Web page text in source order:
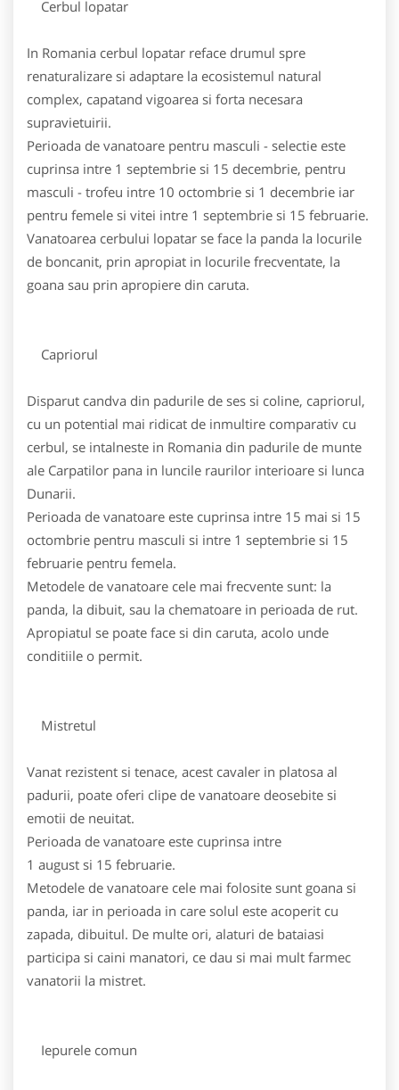
Cerbul lopatar
In Romania cerbul lopatar reface drumul spre
renaturalizare si adaptare la ecosistemul natural
complex, capatand vigoarea si forta necesara
supravietuirii.
Perioada de vanatoare pentru masculi - selectie este
cuprinsa intre 1 septembrie si 15 decembrie, pentru
masculi - trofeu intre 10 octombrie si 1 decembrie iar
pentru femele si vitei intre 1 septembrie si 15 februarie.
Vanatoarea cerbului lopatar se face la panda la locurile
de boncanit, prin apropiat in locurile frecventate, la
goana sau prin apropiere din caruta.
Capriorul
Disparut candva din padurile de ses si coline, capriorul,
cu un potential mai ridicat de inmultire comparativ cu
cerbul, se intalneste in Romania din padurile de munte
ale Carpatilor pana in luncile raurilor interioare si lunca
Dunarii.
Perioada de vanatoare este cuprinsa intre 15 mai si 15
octombrie pentru masculi si intre 1 septembrie si 15
februarie pentru femela.
Metodele de vanatoare cele mai frecvente sunt: la
panda, la dibuit, sau la chematoare in perioada de rut.
Apropiatul se poate face si din caruta, acolo unde
conditiile o permit.
Mistretul
Vanat rezistent si tenace, acest cavaler in platosa al
padurii, poate oferi clipe de vanatoare deosebite si
emotii de neuitat.
Perioada de vanatoare este cuprinsa intre
1 august si 15 februarie.
Metodele de vanatoare cele mai folosite sunt goana si
panda, iar in perioada in care solul este acoperit cu
zapada, dibuitul. De multe ori, alaturi de bataiasi
participa si caini manatori, ce dau si mai mult farmec
vanatorii la mistret.
Iepurele comun